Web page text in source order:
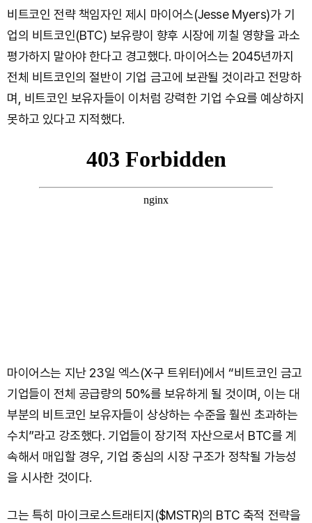
비트코인 전략 책임자인 제시 마이어스(Jesse Myers)가 기
업의 비트코인(BTC) 보유량이 향후 시장에 끼칠 영향을 과소
평가하지 말아야 한다고 경고했다. 마이어스는 2045년까지
전체 비트코인의 절반이 기업 금고에 보관될 것이라고 전망하
며, 비트코인 보유자들이 이처럼 강력한 기업 수요를 예상하지
못하고 있다고 지적했다.
마이어스는 지난 23일 엑스(X·구 트위터)에서 “비트코인 금고
기업들이 전체 공급량의 50%를 보유하게 될 것이며, 이는 대
부분의 비트코인 보유자들이 상상하는 수준을 훨씬 초과하는
수치”라고 강조했다. 기업들이 장기적 자산으로서 BTC를 계
속해서 매입할 경우, 기업 중심의 시장 구조가 정착될 가능성
을 시사한 것이다.
그는 특히 마이크로스트래티지($MSTR)의 BTC 축적 전략을